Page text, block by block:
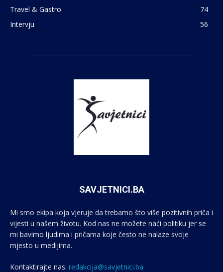
Travel & Gastro
74
Intervju
56
SAVJETNICI.BA
Mi smo ekipa koja vjeruje da trebamo što više pozitivnih priča i
vijesti u našem životu. Kod nas ne možete naći politiku jer se
mi bavimo ljudima i pričama koje često ne nalaze svoje
mjesto u medijima.
Kontaktirajte nas: redakcija@savjetnici.ba